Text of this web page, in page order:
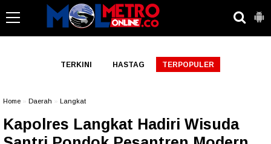
TERKINI HASTAG TERPOPULER
Home Daerah Langkat
Kapolres Langkat Hadiri Wisuda